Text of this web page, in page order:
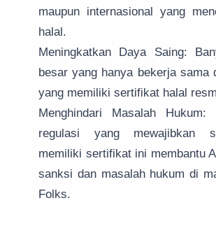
maupun internasional yang
halal.
Meningkatkan Daya Saing:
besar yang hanya bekerja sama
yang memiliki sertifikat halal
Menghindari Masalah Hukum:
regulasi yang mewajibkan
memiliki sertifikat ini membantu
sanksi dan masalah hukum di
Folks.